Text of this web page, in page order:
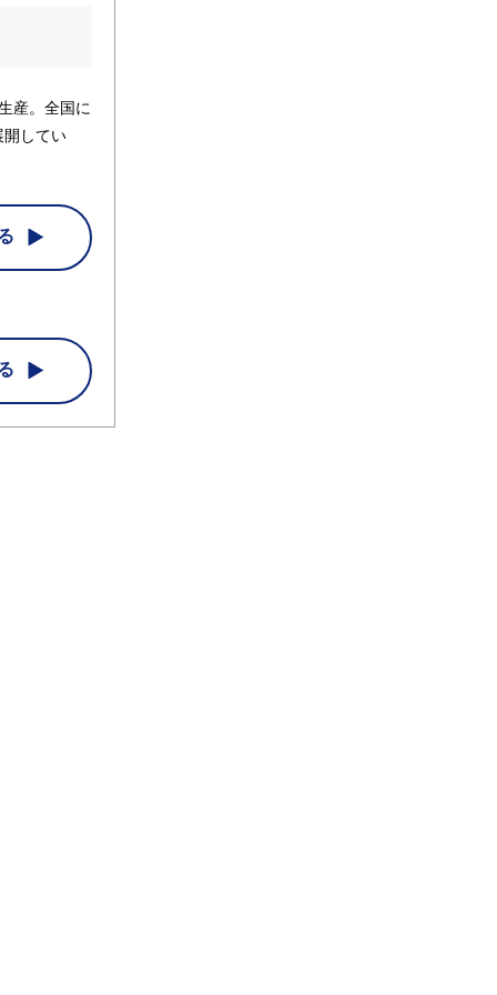
産。全国に
開してい